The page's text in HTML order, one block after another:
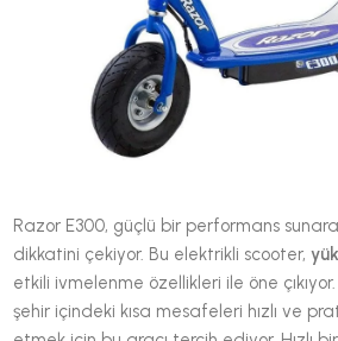
Razor E300, güçlü bir performans
dikkatini çekiyor. Bu elektrikli scooter,
etkili ivmelenme özellikleri ile öne çıkıyor.
şehir içindeki kısa mesafeleri hızlı ve